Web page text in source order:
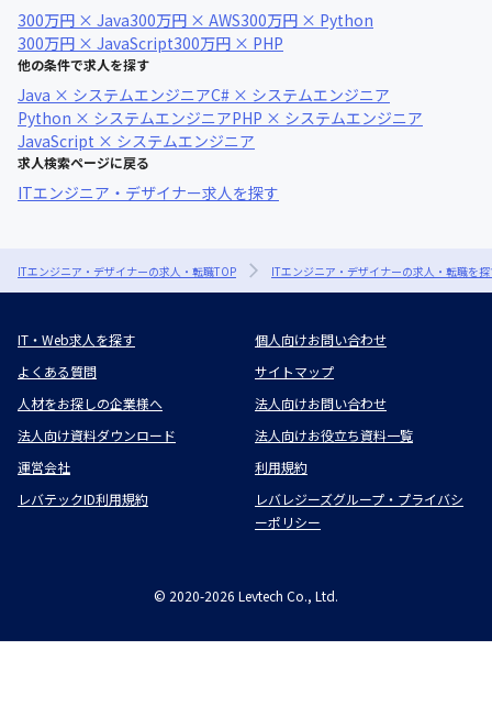
300万円 × Java300万円 × AWS300万円 × Python
300万円 × JavaScript300万円 × PHP
他の条件で求人を探す
Java × システムエンジニアC# × システムエンジニア
Python × システムエンジニアPHP × システムエンジニア
JavaScript × システムエンジニア
求人検索ページに戻る
ITエンジニア・デザイナー求人を探す
ITエンジニア・デザイナーの求人・転職TOP ITエンジニア・デザイナーの求人・転職を
IT・Web求人を探す
個人向けお問い合わせ
よくある質問
サイトマップ
人材をお探しの企業様へ
法人向けお問い合わせ
法人向け資料ダウンロード
法人向けお役立ち資料一覧
運営会社
利用規約
レバテックID利用規約
レバレジーズグループ・プライバシ
ーポリシー
© 2020-2026 Levtech Co., Ltd.